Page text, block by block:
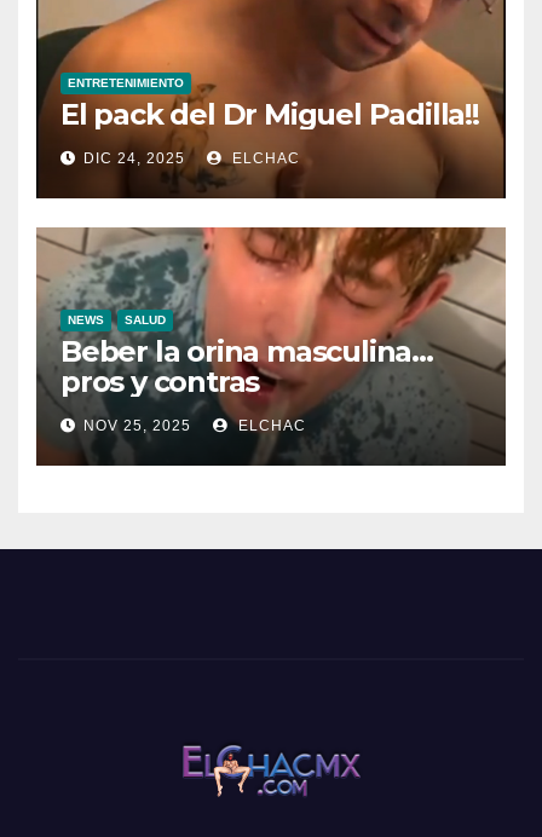
ENTRETENIMIENTO
El pack del Dr Miguel Padilla!!
DIC 24, 2025 ELCHAC
NEWS SALUD
Beber la orina masculina…
pros y contras
NOV 25, 2025 ELCHAC